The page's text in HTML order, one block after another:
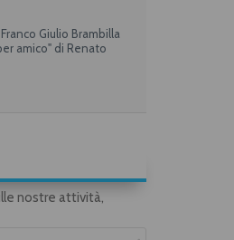
Giulio Brambilla
amico" di Renato
nostre attività,